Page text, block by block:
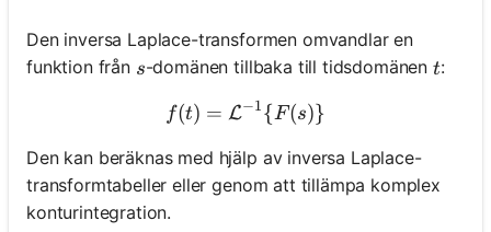
Den inversa Laplace-transformen omvandlar en
funktion från s
s-domänen tillbaka till tidsdomänent
t:
f(t) = \mathcal{L}^{-
f(t) = L−1{F(s)}
Den kan beräknas med hjälp av inversa Laplace-
transformtabeller eller genom att tillämpa komplex
konturintegration.